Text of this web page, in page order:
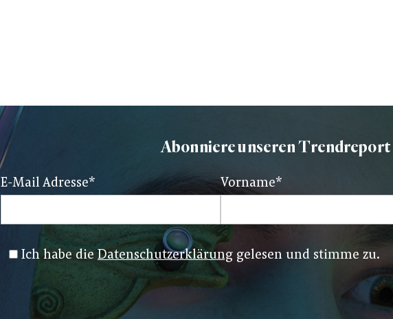
Abonniere unseren Trendreport
E-Mail Adresse* Vorname*
Ich habe dieDatenschutzerklärung gelesen und stimme zu.